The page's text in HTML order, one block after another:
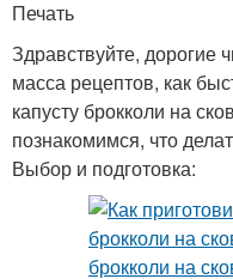
Печать
Здравствуйте, дорогие
масса рецептов, как
капусту брокколи на
познакомимся, что
Выбор и подготовка: